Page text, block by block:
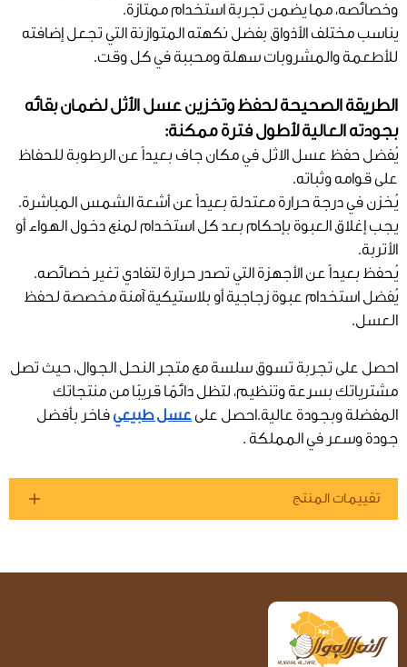
وخصائصه، مما يضمن تجربة استخدام ممتازة.
يناسب مختلف الأذواق بفضل نكهته المتوازنة التي تجعل إضافته
للأطعمة والمشروبات سهلة ومحببة في كل وقت.
الطريقة الصحيحة لحفظ وتخزين عسل الأثل لضمان بقائه
بجودته العالية لأطول فترة ممكنة:
يُفضل حفظ عسل الاثل في مكان جاف بعيداً عن الرطوبة للحفاظ
على قوامه وثباته.
يُخزن في درجة حرارة معتدلة بعيداً عن أشعة الشمس المباشرة.
يجب إغلاق العبوة بإحكام بعد كل استخدام لمنع دخول الهواء أو
الأتربة.
يُحفظ بعيداً عن الأجهزة التي تصدر حرارة لتفادي تغير خصائصه.
يُفضل استخدام عبوة زجاجية أو بلاستيكية آمنة مخصصة لحفظ
العسل.
احصل على تجربة تسوق سلسة مع متجر النحل الجوال، حيث تصل
مشترياتك بسرعة وتنظيم، لتظل دائمًا قريبًا من منتجاتك
المفضلة وبجودة عالية.احصل على عسل طبيعي فاخر بأفضل
جودة وسعر في المملكة .
تقييمات المنتج